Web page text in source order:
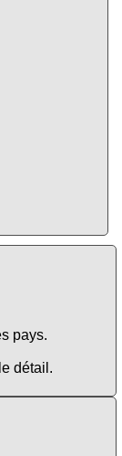
pays.
détail.